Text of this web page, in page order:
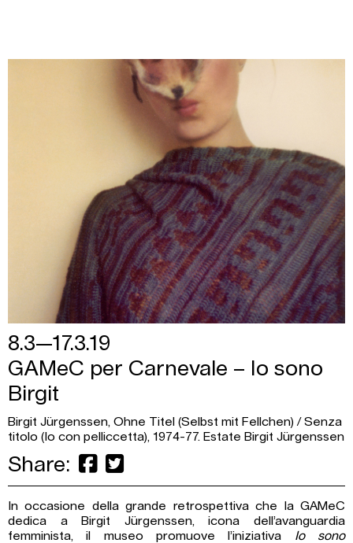
8.3—17.3.19
GAMeC per Carnevale – Io sono
Birgit
Birgit Jürgenssen, Ohne Titel (Selbst mit Fellchen) / Senza
titolo (Io con pelliccetta), 1974-77. Estate Birgit Jürgenssen
Share:
In occasione della grande retrospettiva che la GAMeC
dedica a Birgit Jürgenssen, icona dell’avanguardia
femminista, il museo promuove l’iniziativa Io sono